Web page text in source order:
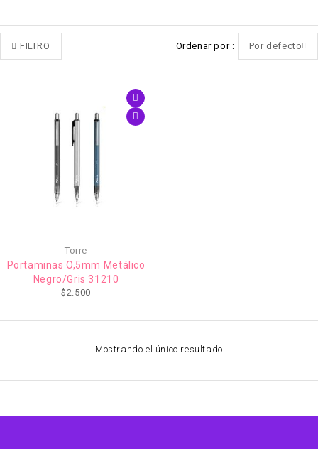
FILTRO Ordenar por Por defecto
Torre
Portaminas O,5mm Metálico
Negro/Gris 31210
$2.500
Mostrando el único resultado